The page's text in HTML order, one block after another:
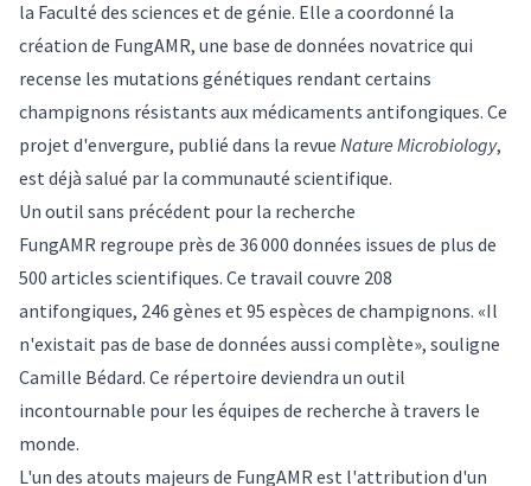
la Faculté des sciences et de génie. Elle a coordonné la
création de FungAMR, une base de données novatrice qui
recense les mutations génétiques rendant certains
champignons résistants aux médicaments antifongiques. Ce
projet d'envergure, publié dans la revue Nature Microbiology,
est déjà salué par la communauté scientifique.
Un outil sans précédent pour la recherche
FungAMR regroupe près de 36 000 données issues de plus de
500 articles scientifiques. Ce travail couvre 208
antifongiques, 246 gènes et 95 espèces de champignons. «Il
n'existait pas de base de données aussi complète», souligne
Camille Bédard. Ce répertoire deviendra un outil
incontournable pour les équipes de recherche à travers le
monde.
L'un des atouts majeurs de FungAMR est l'attribution d'un